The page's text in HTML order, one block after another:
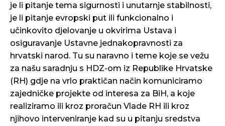
je li pitanje tema sigurnosti i unutarnje stabilnosti,
je li pitanje evropski put ili funkcionalno i
učinkovito djelovanje u okvirima Ustava i
osiguravanje Ustavne jednakopravnosti za
hrvatski narod. Tu su naravno i teme koje se vežu
za našu saradnju s HDZ-om iz Republike Hrvatske
(RH) gdje na vrlo praktičan način komuniciramo
zajedničke projekte od interesa za BiH, a koje
realiziramo ili kroz proračun Vlade RH ili kroz
njihovo interveniranje kad su u pitanju sredstva